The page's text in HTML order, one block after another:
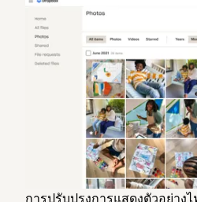
การปรับปรุงการแสดงตัวอย่างไ